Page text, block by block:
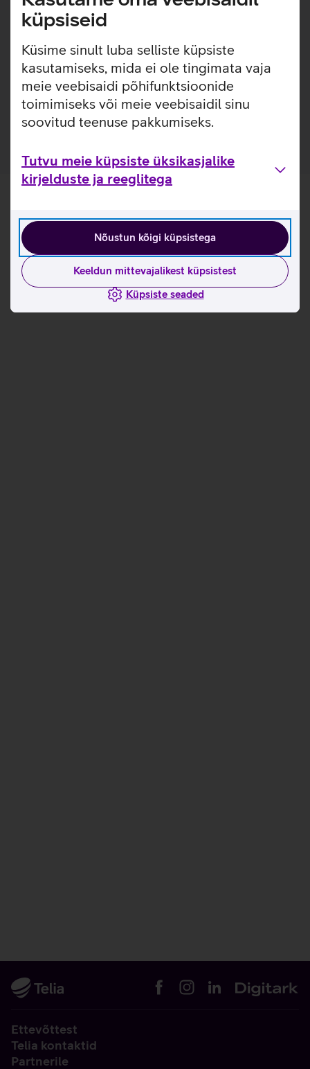
küpsiseid
Küsime sinult luba selliste küpsiste
kasutamiseks, mida ei ole tingimata vaja
meie veebisaidi põhifunktsioonide
toimimiseks või meie veebisaidil sinu
soovitud teenuse pakkumiseks.
Tutvu meie küpsiste üksikasjalike
kirjelduste ja reeglitega
Nõustun kõigi küpsistega
Keeldun mittevajalikest küpsistest
Küpsiste seaded
lihtsaks. Ümbrisega on võimalik kasutada Qi juhtmevaba
laadimist ilma seda eemaldamata. Lisaks saab ümbrise
Ümbris, mis ei muuda värvi ega muutu kollaseks. 1-
aastane garantii tootja poolt.
Ümbris on valmistatud 100% taaskasutatud
materjalidest.
Ettevõttest
Telia kontaktid
Partnerile